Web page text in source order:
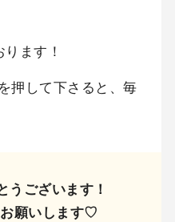
ます！
押して下さると、毎
うございます！
願いします♡